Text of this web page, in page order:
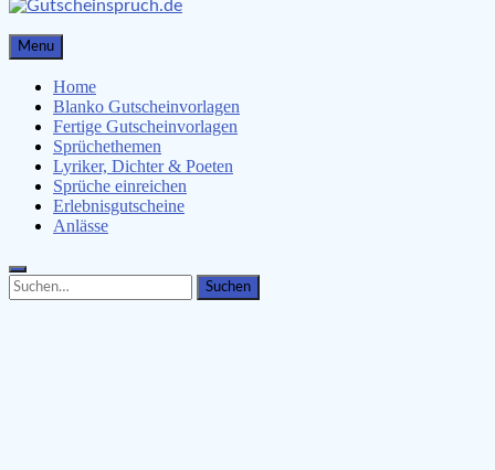
Gutscheinspruch.de
Gutscheinsprüche & Gutscheinvorlagen finden
Menu
Home
Blanko Gutscheinvorlagen
Fertige Gutscheinvorlagen
Sprüchethemen
Lyriker, Dichter & Poeten
Sprüche einreichen
Erlebnisgutscheine
Anlässe
Search
for:
Search